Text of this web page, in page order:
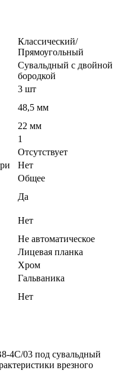
Классический/
Прямоугольный
Сувальдный с двойной
бородкой
3 шт
48,5 мм
22 мм
1
Отсутствует
Нет
Общее
Да
Нет
Не автоматическое
Лицевая планка
Хром
Гальваника
Нет
4С/03 под сувальдный
врезного